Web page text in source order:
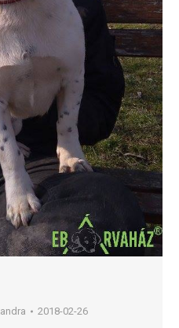
2018-02-26